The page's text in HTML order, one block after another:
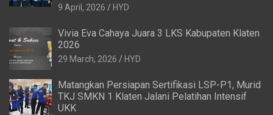
9 April, 2026 HYD
Vivia Eva Cahaya Juara 3 LKS Kabupaten Klaten
2026
29 March, 2026 HYD
Matangkan Persiapan Sertifikasi LSP-P1, Murid
TKJ SMKN 1 Klaten Jalani Pelatihan Intensif
UKK